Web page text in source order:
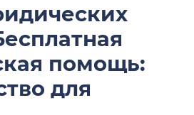
помощь:
для